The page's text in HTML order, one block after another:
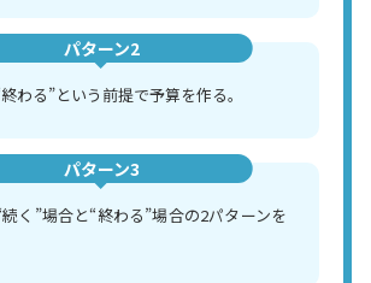
パターン2
わる”という前提で予算を作る。
パターン3
く”場合と“終わる”場合の2パターンを